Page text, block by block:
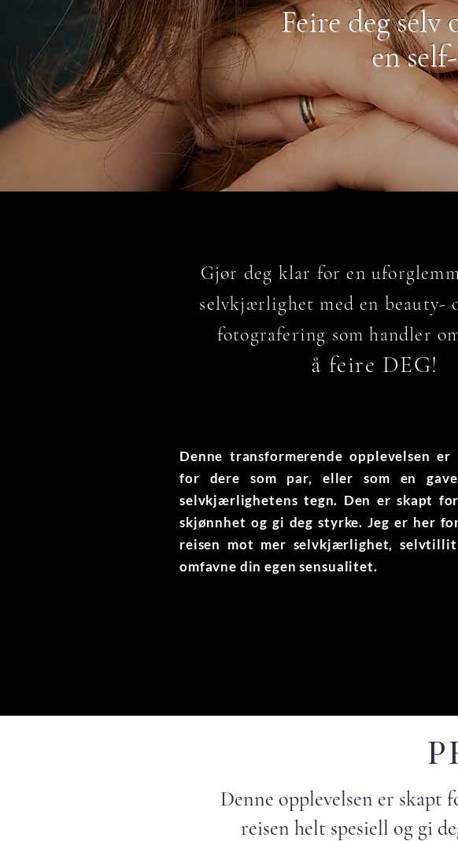
Feire deg
en
Gjør deg klar for en
selvkjærlighet med en beauty-
fotografering som handler
å feire DEG!
Denne transformerende opplevelsen
for dere som par, eller som en
selvkjærlighetens tegn. Den er skapt
skjønnhet og gi deg styrke. Jeg er her
reisen mot mer selvkjærlighet,
omfavne din egen sensualitet.
Denne opplevelsen er skapt
reisen helt spesiell og gi